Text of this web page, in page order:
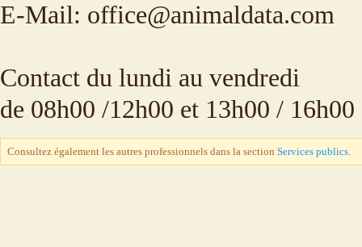
E-Mail: office@animaldata.com
Contact du lundi au vendredi
de 08h00 /12h00 et 13h00 / 16h00
Consultez également les autres professionnels dans la section Services publics.